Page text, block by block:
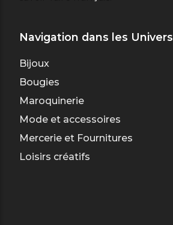
Navigation dans les Univers
Bijoux
Bougies
Maroquinerie
Mode et accessoires
Mercerie et Fournitures
Loisirs créatifs